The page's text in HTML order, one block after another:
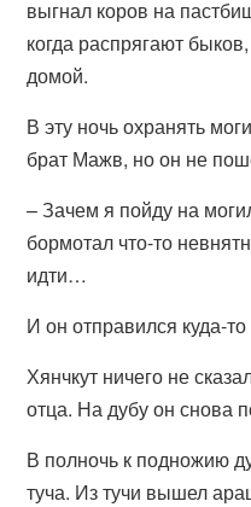
выгнал коров на
когда распрягают
домой.
В эту ночь охранять
брат Мажв, но он не
– Зачем я пойду на
бормотал что-то
идти…
И он отправился куда-
Хянчкут ничего не
отца. На дубу он снова
В полночь к подножию
туча. Из тучи вышел